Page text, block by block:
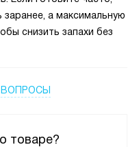
товаре?
а максимальную
снизить запахи без